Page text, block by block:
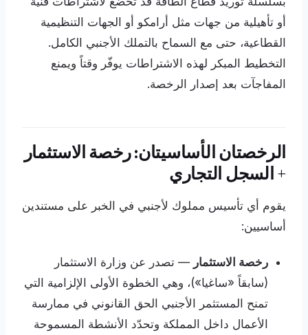
أو تأهيلية من جهات مثل أرامكو أو الجهات التنظيمية
القطاعية، حتى مع السماح بالتملك الأجنبي الكامل.
التخطيط المبكر لهذه الاشتراطات يوفّر وقتاً ويمنع
المفاجآت بعد إصدار الرخصة.
الرخصتان الأساسيتان: رخصة الاستثمار
+ السجل التجاري
يقوم أي تأسيس مملوك لأجنبي في الخبر على مستندين
أساسيين:
رخصة الاستثمار — تصدر عن وزارة الاستثمار
(سابقاً «ساغيا»)، وهي الخطوة الأولى الإلزامية التي
تمنح المستثمر الأجنبي الحق القانوني في ممارسة
الأعمال داخل المملكة وتحدّد الأنشطة المسموحة